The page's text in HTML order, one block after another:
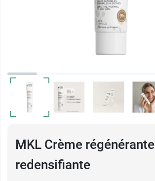
MKL Crème régénérante
redensifiante